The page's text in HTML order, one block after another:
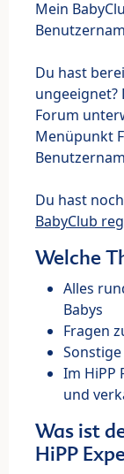
Mein
Du hast
ungeeignet?
Forum
Menüpunkt
Du hast
BabyClub
Welche
Alles
Babys
Fragen
Im HiPP
und
Was ist
HiPP